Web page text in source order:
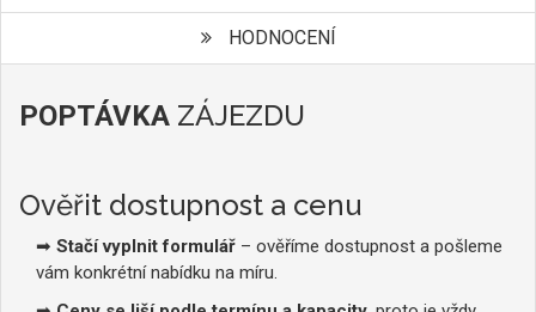
HODNOCENÍ
POPTÁVKA ZÁJEZDU
Ověřit dostupnost a cenu
➡ Stačí vyplnit formulář – ověříme dostupnost a pošleme
vám konkrétní nabídku na míru.